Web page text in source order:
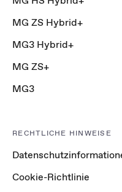
MG ZS Hybrid+
MG3 Hybrid+
MG ZS+
MG3
RECHTLICHE HINWEISE
Cookie-Richtlinie